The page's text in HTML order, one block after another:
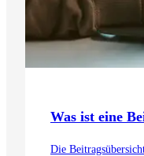
Was ist eine
Die